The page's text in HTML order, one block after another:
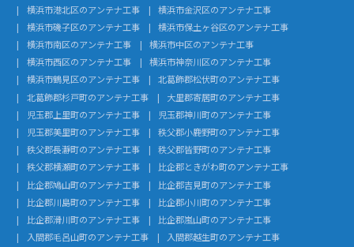
横浜市港北区のアンテナ工事
横浜市金沢区のアンテナ工事
横浜市磯子区のアンテナ工事
横浜市保土ヶ谷区のアンテナ工事
横浜市南区のアンテナ工事
横浜市中区のアンテナ工事
横浜市西区のアンテナ工事
横浜市神奈川区のアンテナ工事
横浜市鶴見区のアンテナ工事
北葛飾郡松伏町のアンテナ工事
北葛飾郡杉戸町のアンテナ工事
大里郡寄居町のアンテナ工事
児玉郡上里町のアンテナ工事
児玉郡神川町のアンテナ工事
児玉郡美里町のアンテナ工事
秩父郡小鹿野町のアンテナ工事
秩父郡長瀞町のアンテナ工事
秩父郡皆野町のアンテナ工事
秩父郡横瀬町のアンテナ工事
比企郡ときがわ町のアンテナ工事
比企郡鳩山町のアンテナ工事
比企郡吉見町のアンテナ工事
比企郡川島町のアンテナ工事
比企郡小川町のアンテナ工事
比企郡滑川町のアンテナ工事
比企郡嵐山町のアンテナ工事
入間郡毛呂山町のアンテナ工事
入間郡越生町のアンテナ工事